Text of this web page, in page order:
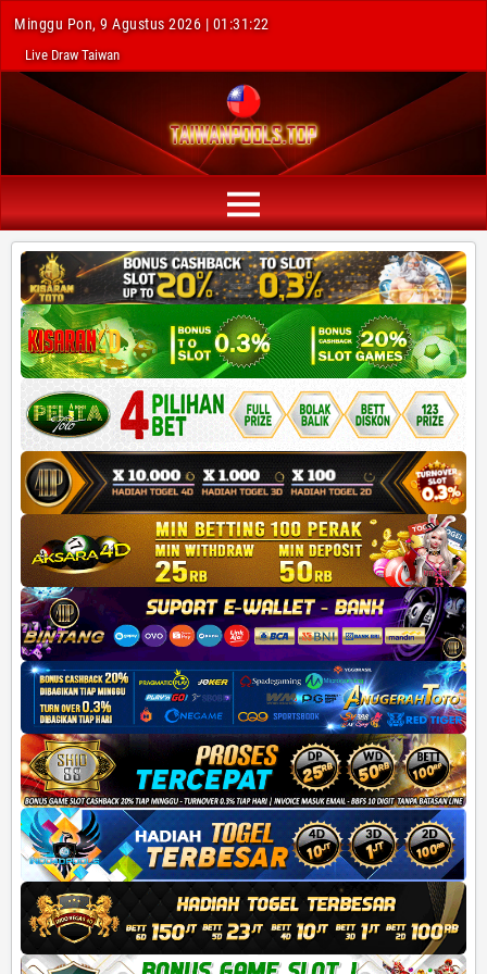
Minggu Pon, 9 Agustus 2026 | 01:31:23
Live Draw Taiwan